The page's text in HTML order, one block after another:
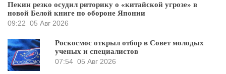
Пекин резко осудил риторику о «китайской угрозе» в
новой Белой книге по обороне Японии
09:22 05 Авг 2026
Роскосмос открыл отбор в Совет молодых
ученых и специалистов
07:54 05 Авг 2026